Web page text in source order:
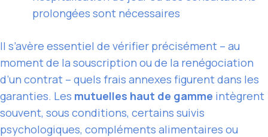
prolongées sont nécessaires
Il s’avère essentiel de vérifier précisément – au
moment de la souscription ou de la renégociation
d’un contrat – quels frais annexes figurent dans les
garanties. Les mutuelles haut de gamme intègrent
souvent, sous conditions, certains suivis
psychologiques, compléments alimentaires ou